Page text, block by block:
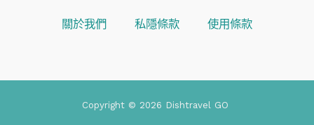
關於我們 私隱條款 使用條款
Copyright © 2026 Dishtravel GO